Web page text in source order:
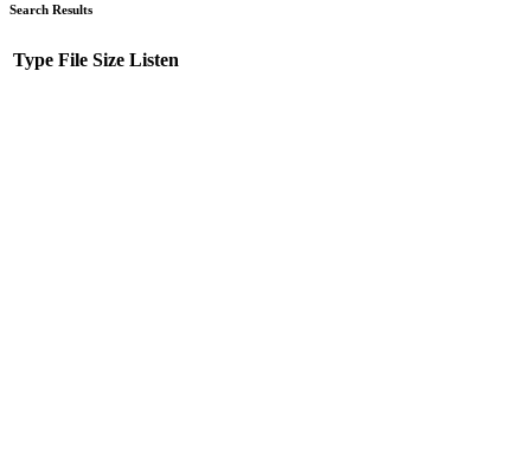
Search Results
Type File Size Listen